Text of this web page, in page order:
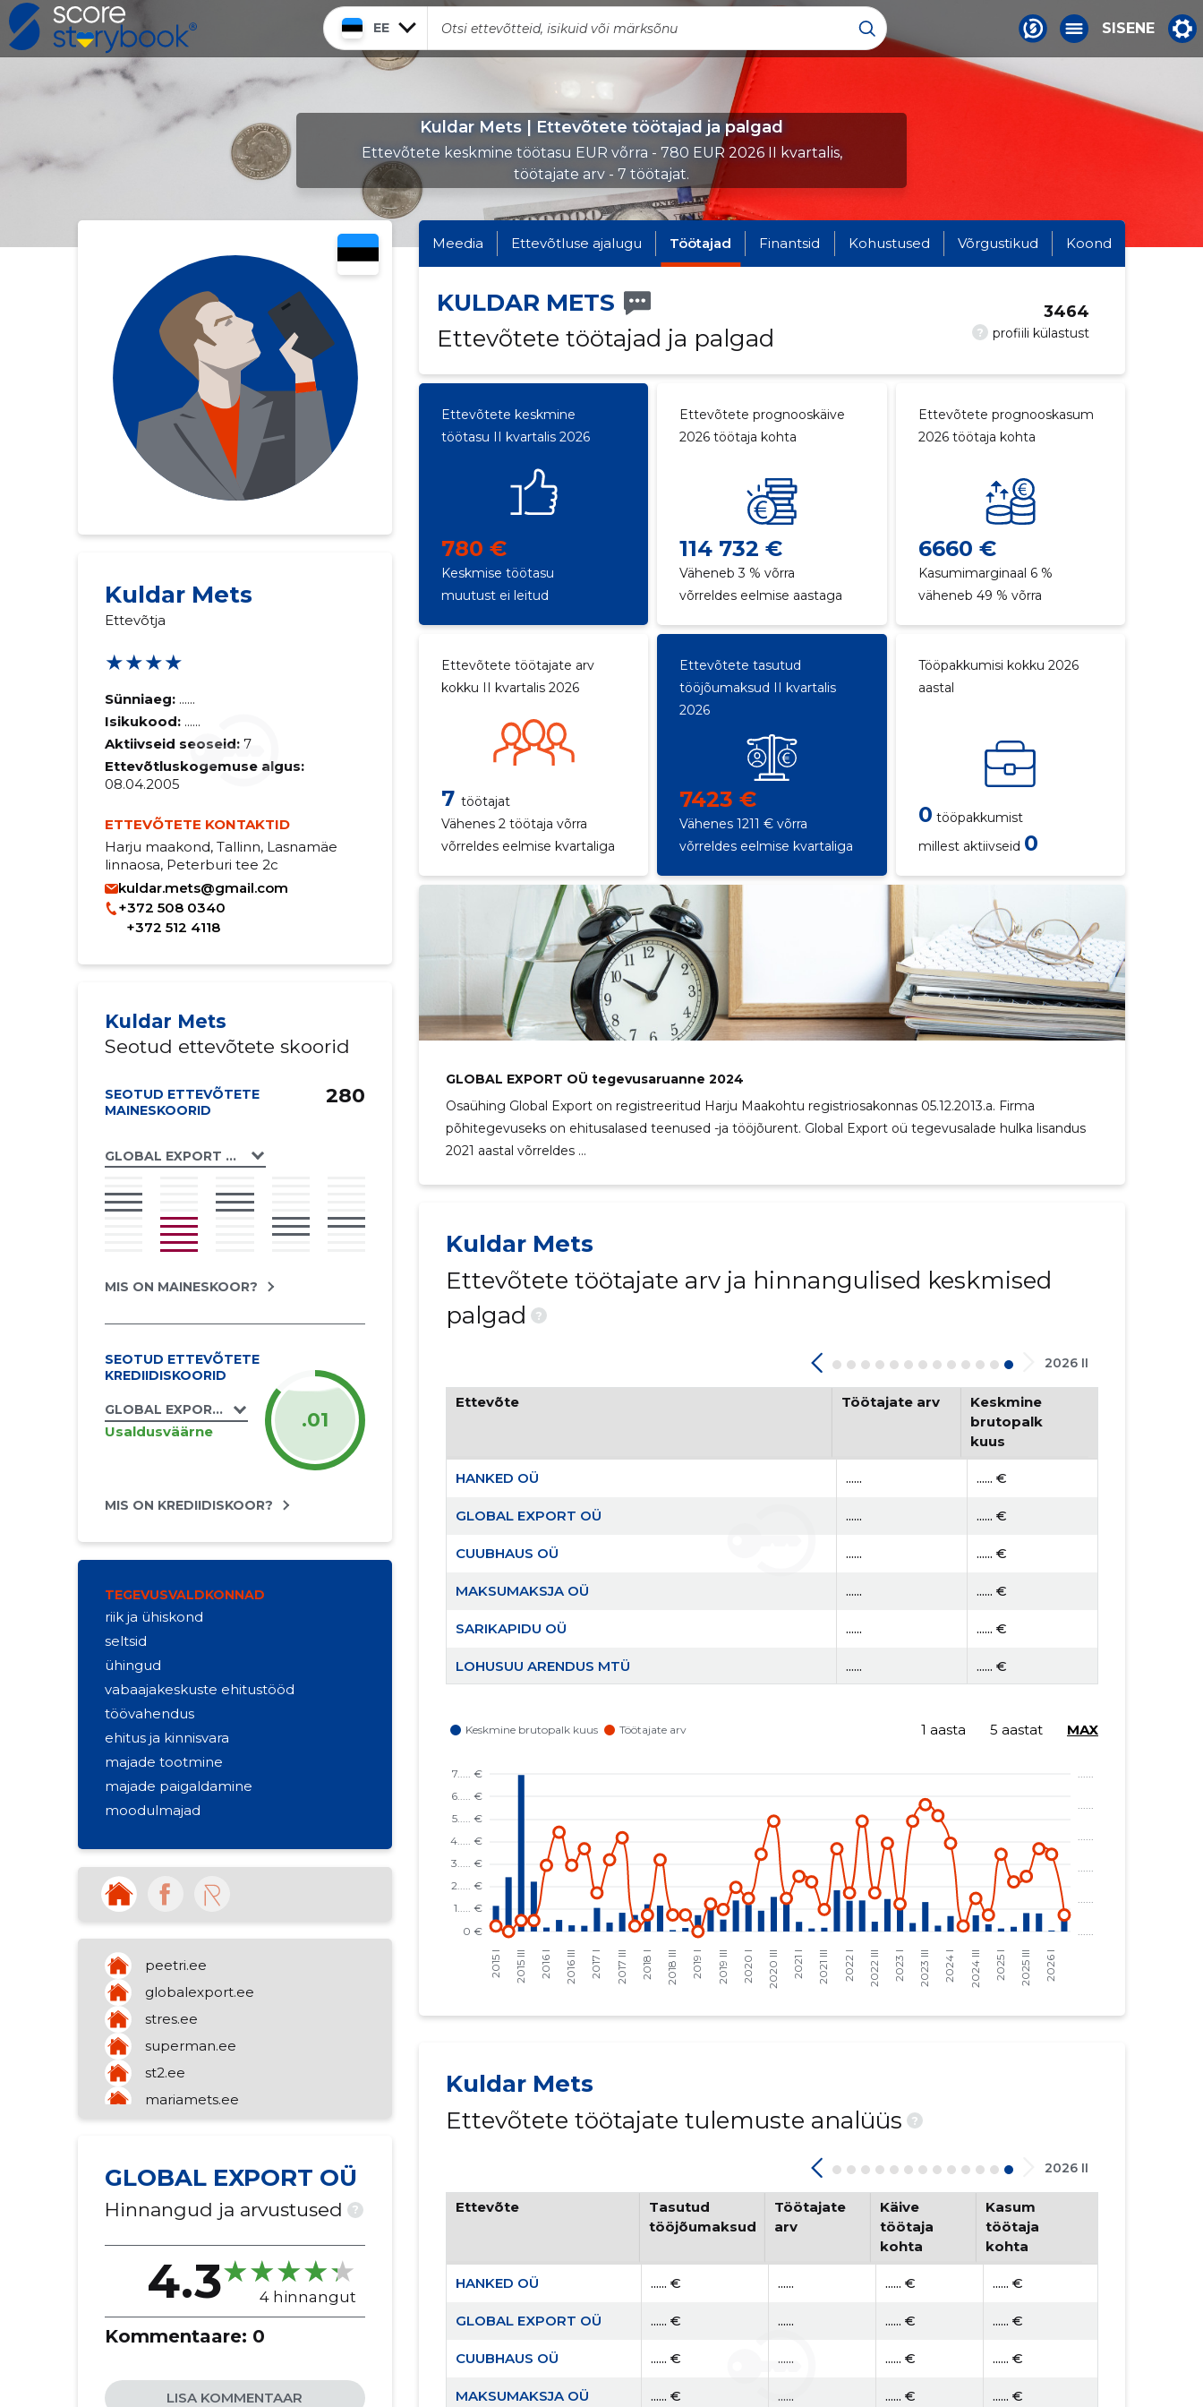
EE SISENE
Kuldar Mets | Ettevõtete töötajad ja palgad
Ettevõtete keskmine töötasu EUR võrra - 780 EUR 2026 II kvartalis,
töötajate arv - 7 töötajat.
Kuldar Mets
Ettevõtja
★★★★
Sünniaeg: ......
Isikukood: ......
Aktiivseid seoseid: 7
Ettevõtluskogemuse algus:
08.04.2005
ETTEVÕTETE KONTAKTID
Harju maakond, Tallinn, Lasnamäe
linnaosa, Peterburi tee 2c
kuldar.mets@gmail.com
+372 508 0340
+372 512 4118
Kuldar Mets
Seotud ettevõtete skoorid
SEOTUD ETTEVÕTETE
MAINESKOORID
GLOBAL EXPORT OÜ
280
MIS ON MAINESKOOR?
SEOTUD ETTEVÕTETE
KREDIIDISKOORID
GLOBAL EXPORT OÜ
Usaldusväärne .01
MIS ON KREDIIDISKOOR?
TEGEVUSVALDKONNAD
riik ja ühiskond
seltsid
ühingud
vabaajakeskuste ehitustööd
töövahendus
ehitus ja kinnisvara
majade tootmine
majade paigaldamine
moodulmajad
piirkondllikku elu edendav ühendus
hoonete ehitustööd
muu kunstiloome
peetri.ee
globalexport.ee
stres.ee
superman.ee
st2.ee
mariamets.ee
GLOBAL EXPORT OÜ
Hinnangud ja arvustused ?
4.3 4 hinnangut
Kommentaare: 0
LISA KOMMENTAAR
Meedia Ettevõtluse ajalugu Töötajad Finantsid Kohustused Võrgustikud Koond
KULDAR METS
Ettevõtete töötajad ja palgad
? profiili külastust
3464
Ettevõtete keskmine
töötasu II kvartalis 2026
780 €
Keskmise töötasu
muutust ei leitud
Ettevõtete prognooskäive
2026 töötaja kohta
114 732 €
Väheneb 3 % võrra
võrreldes eelmise aastaga
Ettevõtete prognooskasum
2026 töötaja kohta
6660 €
Kasumimarginaal 6 %
väheneb 49 % võrra
Ettevõtete töötajate arv
kokku II kvartalis 2026
7 töötajat
Vähenes 2 töötaja võrra
võrreldes eelmise kvartaliga
Ettevõtete tasutud
tööjõumaksud II kvartalis
2026
7423 €
Vähenes 1211 € võrra
võrreldes eelmise kvartaliga
Tööpakkumisi kokku 2026
aastal
0 tööpakkumist
millest aktiivseid 0
GLOBAL EXPORT OÜ tegevusaruanne 2024
Osaühing Global Export on registreeritud Harju Maakohtu registriosakonnas 05.12.2013.a. Firma
põhitegevuseks on ehitusalased teenused -ja tööjõurent. Global Export oü tegevusalade hulka lisandus
2021 aastal võrreldes ...
Kuldar Mets
Ettevõtete töötajate arv ja hinnangulised keskmised
palgad
?
2026 II
Ettevõte Töötajate arv
Keskmine
brutopalk
kuus
HANKED OÜ ...... ...... €
GLOBAL EXPORT OÜ ...... ...... €
CUUBHAUS OÜ ...... ...... €
MAKSUMAKSJA OÜ ...... ...... €
SARIKAPIDU OÜ ...... ...... €
LOHUSUU ARENDUS MTÜ ...... ...... €
1 aasta
5 aastat MAX
Kuldar Mets
Ettevõtete töötajate tulemuste analüüs
?
2026 II
Ettevõte
Tasutud
tööjõumaksud
Töötajate
arv
Käive
töötaja
kohta
Kasum
töötaja
kohta
HANKED OÜ ...... € ...... ...... € ...... €
GLOBAL EXPORT OÜ ...... € ...... ...... € ...... €
CUUBHAUS OÜ ...... € ...... ...... € ...... €
MAKSUMAKSJA OÜ ...... € ...... ...... € ...... €